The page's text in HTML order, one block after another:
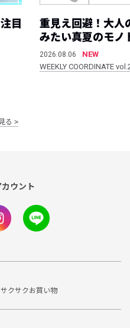
目
重見え回避！大人
みたい真夏のモノ
2026.08.06
NEW
WEEKLY COORDINATE
る
ウント
クサクお買い物